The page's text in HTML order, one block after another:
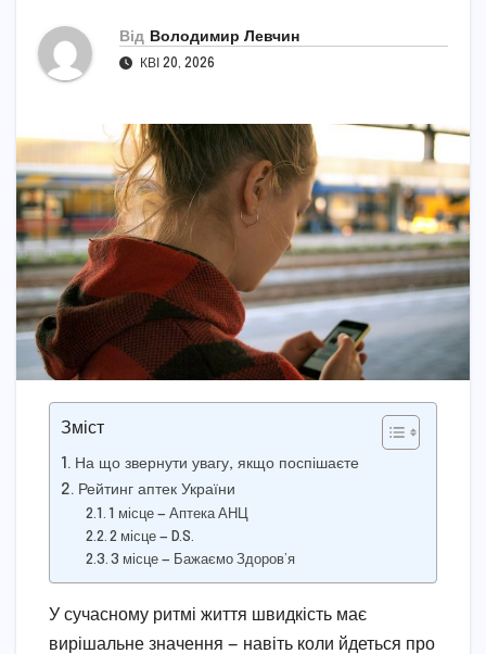
Від Володимир Левчин
КВІ 20, 2026
Зміст
На що звернути увагу, якщо поспішаєте
Рейтинг аптек України
1 місце — Аптека АНЦ
2 місце — D.S.
3 місце — Бажаємо Здоров’я
У сучасному ритмі життя швидкість має
вирішальне значення — навіть коли йдеться про